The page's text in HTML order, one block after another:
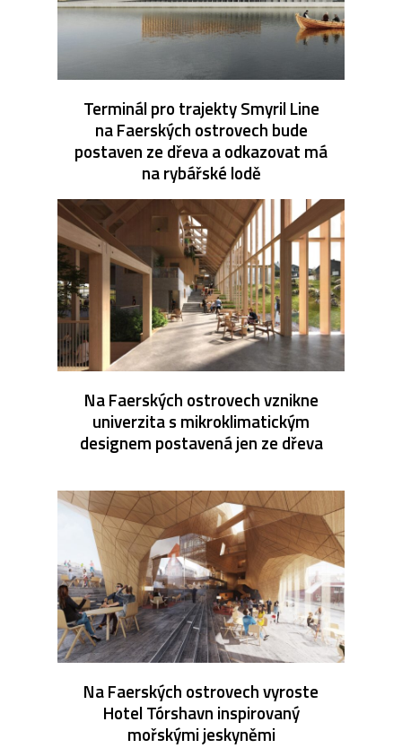
Terminál pro trajekty Smyril Line
na Faerských ostrovech bude
postaven ze dřeva a odkazovat má
na rybářské lodě
Na Faerských ostrovech vznikne
univerzita s mikroklimatickým
designem postavená jen ze dřeva
Na Faerských ostrovech vyroste
Hotel Tórshavn inspirovaný
mořskými jeskyněmi